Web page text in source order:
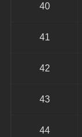
40
41
42
43
44